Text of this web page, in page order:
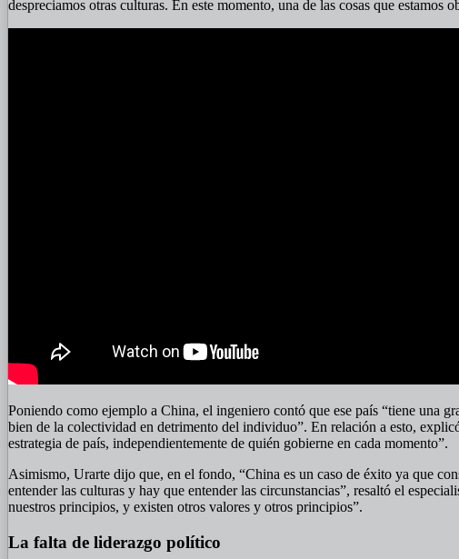
despreciamos otras culturas. En este momento, una de las cosas que estamos
Poniendo como ejemplo a China, el ingeniero contó que ese país “tiene una
bien de la colectividad en detrimento del individuo”. En relación a esto,
estrategia de país, independientemente de quién gobierne en cada momento”.
Asimismo, Urarte dijo que, en el fondo, “China es un caso de éxito ya que
entender las culturas y hay que entender las circunstancias”, resaltó el
nuestros principios, y existen otros valores y otros principios”.
La falta de liderazgo político